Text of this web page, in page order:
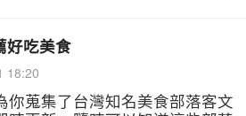
好吃美食
18:20
你蒐集了台灣知名美食部落客文